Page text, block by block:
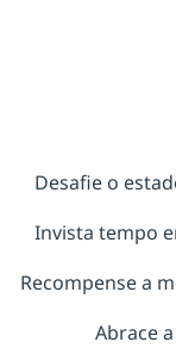
Desafie o
Invista tempo
Recompense a
Abrace